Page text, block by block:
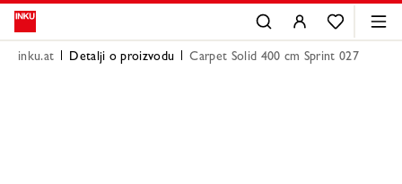
inku.at Detalji o proizvodu Carpet Solid 400 cm Sprint 027